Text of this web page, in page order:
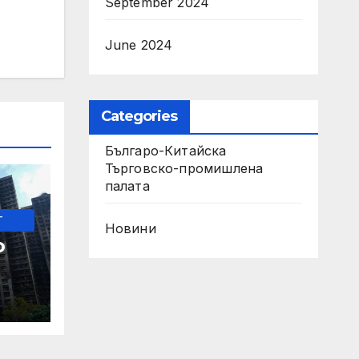
по
June 2024
Categories
Българо-Китайска
Търговско-промишлена
палaта
Новини